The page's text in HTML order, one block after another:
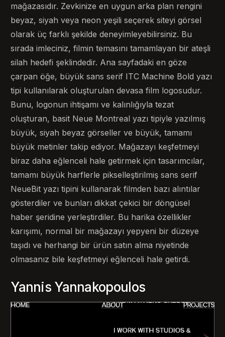
mağazasıdır. Zevkinize en uygun arka plan rengini
beyaz, siyah veya neon yeşili seçerek siteyi görsel
olarak üç farklı şekilde deneyimleyebilirsiniz. Bu
sırada imleciniz, filmin temasını tamamlayan bir ateşli
silah hedefi şeklindedir. Ana sayfadaki en göze
çarpan öğe, büyük sans serif ITC Machine Bold yazı
tipi kullanılarak oluşturulan devasa film logosudur.
Bunu, logonun ihtişamı ve kalınlığıyla tezat
oluşturan, basit Neue Montreal yazı tipiyle yazılmış
büyük, siyah beyaz görseller ve büyük, tamamı
büyük metinler takip ediyor. Mağazayı keşfetmeyi
biraz daha eğlenceli hale getirmek için tasarımcılar,
tamamı büyük harflerle pikselleştirilmiş sans serif
NeueBit yazı tipini kullanarak filmden bazı alıntılar
gösterdiler ve bunları dikkat çekici bir döngüsel
haber şeridine yerleştirdiler. Bu harika özellikler
karışımı, normal bir mağazayı yepyeni bir düzeye
taşıdı ve herhangi bir ürün satın alma niyetinde
olmasanız bile keşfetmeyi eğlenceli hale getirdi.
Yannis Yannakopoulos